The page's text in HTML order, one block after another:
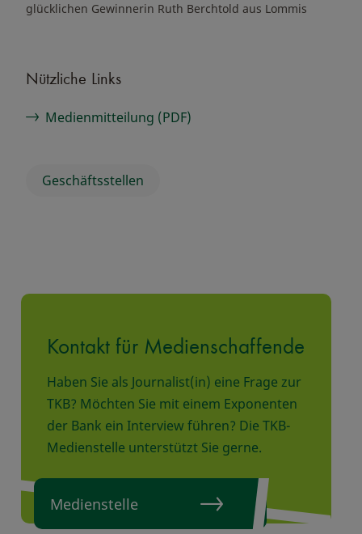
glücklichen Gewinnerin Ruth Berchtold aus Lommis
Nützliche Links
Medienmitteilung (PDF)
Geschäftsstellen
Kontakt für Medienschaffende
Haben Sie als Journalist(in) eine Frage zur
TKB? Möchten Sie mit einem Exponenten
der Bank ein Interview führen? Die TKB-
Medienstelle unterstützt Sie gerne.
Medienstelle